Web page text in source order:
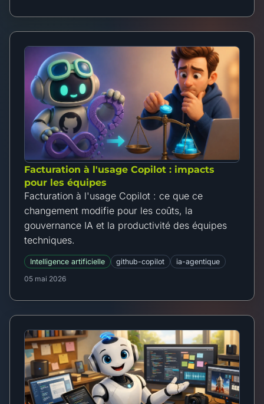
Facturation à l'usage Copilot : impacts
pour les équipes
Facturation à l'usage Copilot : ce que ce
changement modifie pour les coûts, la
gouvernance IA et la productivité des équipes
techniques.
Intelligence artificielle github-copilot
ia-agentique
05 mai 2026